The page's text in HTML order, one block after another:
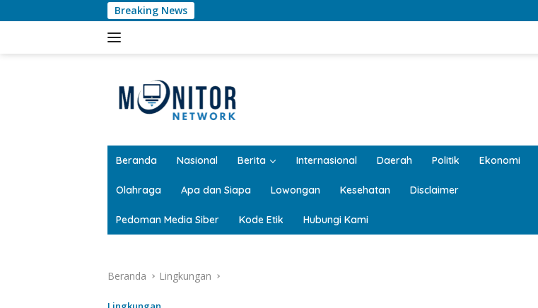
ke
Breaking News
Beranda Nasional Berita Internasional Daerah Politik Ekonomi
Olahraga Apa dan Siapa Lowongan Kesehatan Disclaimer
Pedoman Media Siber Kode Etik Hubungi Kami
Beranda Lingkungan